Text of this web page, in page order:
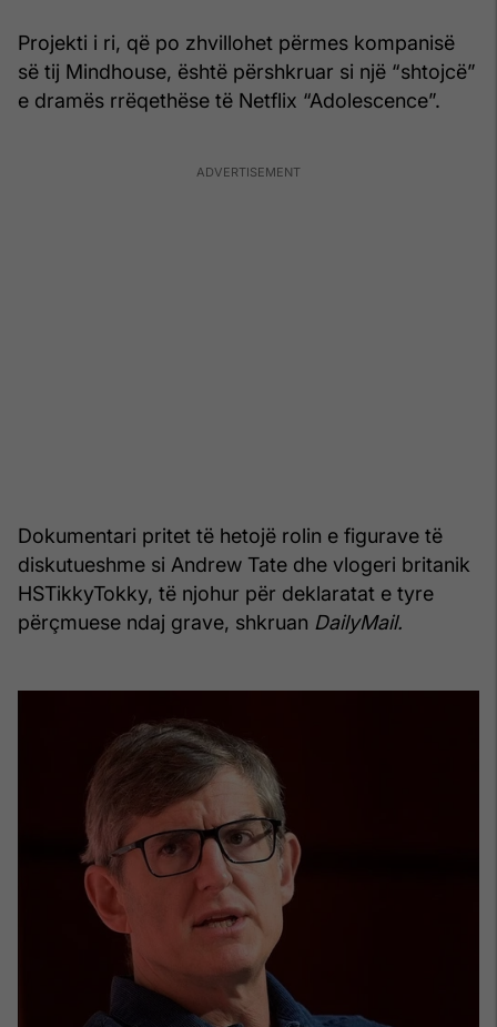
Projekti i ri, që po zhvillohet përmes kompanisë
së tij Mindhouse, është përshkruar si një “shtojcë”
e dramës rrëqethëse të Netflix “Adolescence”.
Dokumentari pritet të hetojë rolin e figurave të
diskutueshme si Andrew Tate dhe vlogeri britanik
HSTikkyTokky, të njohur për deklaratat e tyre
përçmuese ndaj grave, shkruan DailyMail.